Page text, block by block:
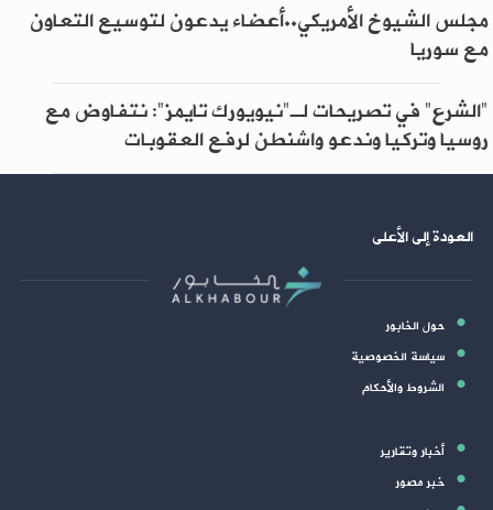
مجلس الشيوخ الأمريكي..أعضاء يدعون لتوسيع التعاون
مع سوريا
"الشرع" في تصريحات لـ"نيويورك تايمز": نتفاوض مع
روسيا وتركيا وندعو واشنطن لرفع العقوبات
العودة إلى الأعلى
حول الخابور
سياسة الخصوصية
الشروط والأحكام
أخبار وتقارير
خبر مصور